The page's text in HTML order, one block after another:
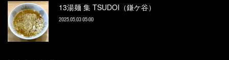
13湯麺 集 TSUDOI（鎌ケ谷）
2025.05.03 05:00